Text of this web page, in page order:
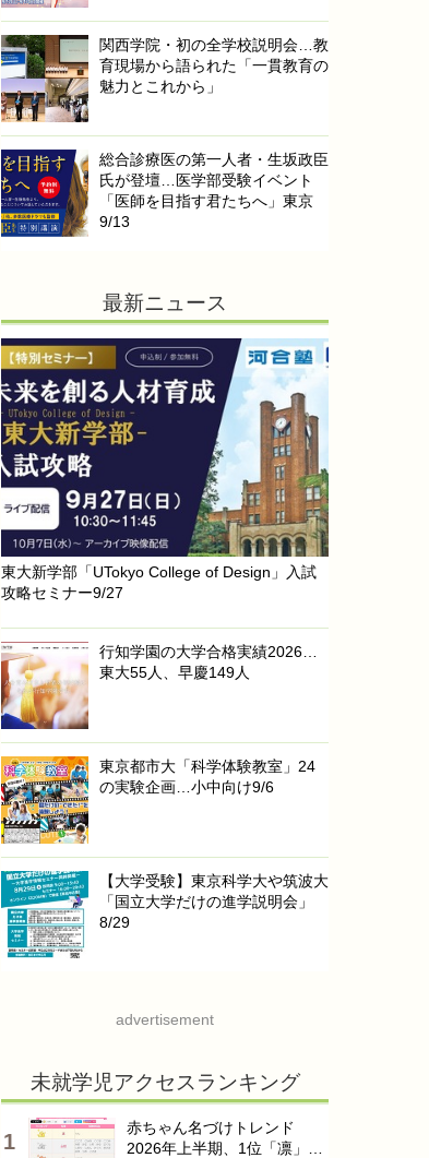
関西学院・初の全学校説明会…教
育現場から語られた「一貫教育の
魅力とこれから」
総合診療医の第一人者・生坂政臣
氏が登壇…医学部受験イベント
「医師を目指す君たちへ」東京
9/13
最新ニュース
東大新学部「UTokyo College of Design」入試
攻略セミナー9/27
行知学園の大学合格実績2026…
東大55人、早慶149人
東京都市大「科学体験教室」24
の実験企画…小中向け9/6
【大学受験】東京科学大や筑波大
「国立大学だけの進学説明会」
8/29
advertisement
未就学児アクセスランキング
赤ちゃん名づけトレンド
2026年上半期、1位「凛」…